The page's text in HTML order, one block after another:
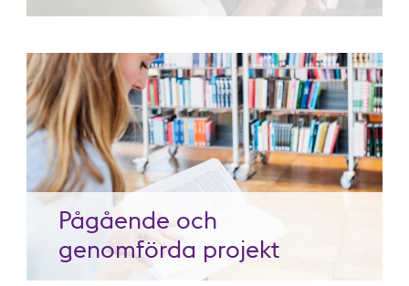
Pågående och
genomförda projekt